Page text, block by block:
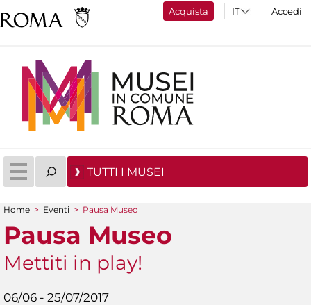
Acquista Accedi
TUTTI I MUSEI
Tu sei qui
Home > Eventi > Pausa Museo
Pausa Museo
Mettiti in play!
06/06 - 25/07/2017